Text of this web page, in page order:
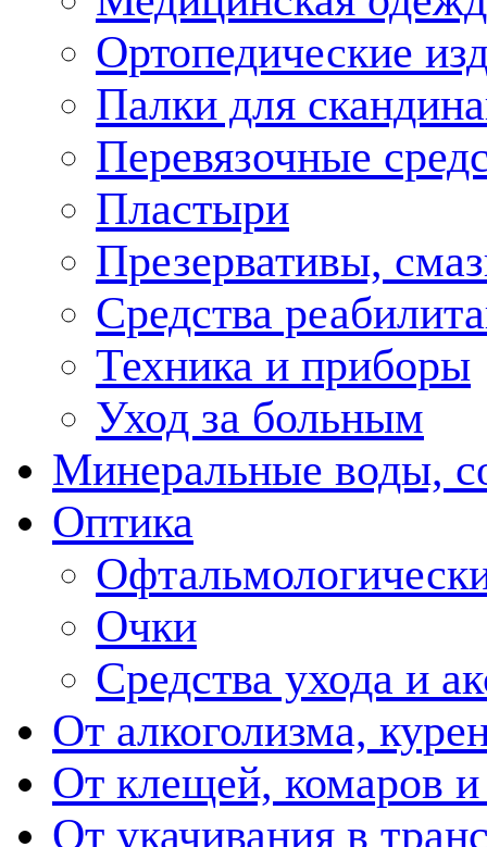
Ортопедические
Палки для
Перевязочные
Пластыри
Презервативы,
Средства
Техника и приборы
Уход за больным
Минеральные воды,
Оптика
Очки
Средства ухода и
От алкоголизма,
От клещей, комаров
От укачивания в